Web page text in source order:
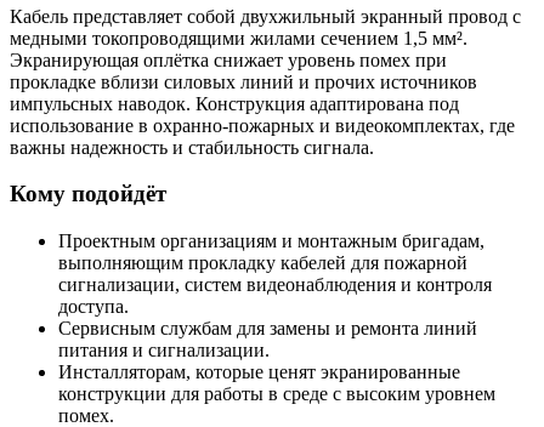
Кабель представляет собой двухжильный экранный провод с
медными токопроводящими жилами сечением 1,5 мм².
Экранирующая оплётка снижает уровень помех при
прокладке вблизи силовых линий и прочих источников
импульсных наводок. Конструкция адаптирована под
использование в охранно-пожарных и видеокомплектах, где
важны надежность и стабильность сигнала.
Кому подойдёт
Проектным организациям и монтажным бригадам,
выполняющим прокладку кабелей для пожарной
сигнализации, систем видеонаблюдения и контроля
доступа.
Сервисным службам для замены и ремонта линий
питания и сигнализации.
Инсталляторам, которые ценят экранированные
конструкции для работы в среде с высоким уровнем
помех.